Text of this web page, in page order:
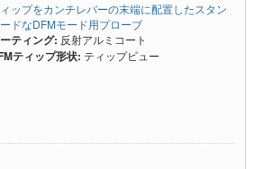
ップをカンチレバーの末端に配置したスタン
ドなDFMモード用プローブ
ティング: 反射アルミコート
ティップ形状: ティップビュー